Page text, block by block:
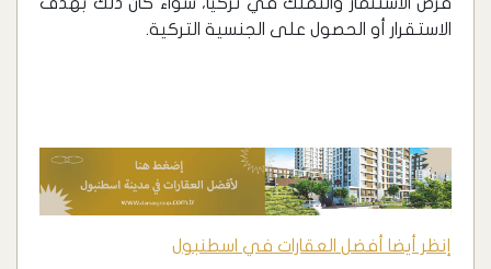
الاستقرار أو الحصول على الجنسية التركية.
إنظر أيضا أفضل العقارات في اسطنبول